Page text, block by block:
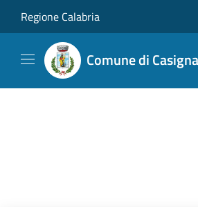
Regione Calabria
Comune di